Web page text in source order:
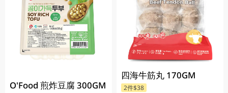
O'Food 煎炸豆腐 300GM
四海牛筋丸 170GM
2件$38